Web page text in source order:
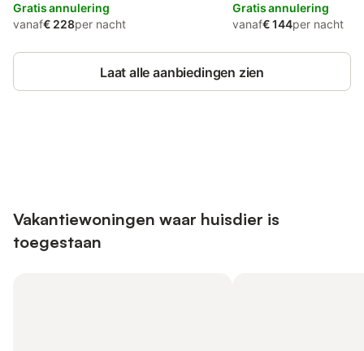
Zwembad
Gratis annulering
vanaf€ 228per nacht
Gratis annulering
vanaf€ 144per nacht
Laat alle aanbiedingen zien
Vakantiewoningen waar huisdier is
toegestaan